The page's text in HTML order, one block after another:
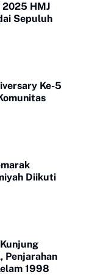
2025 HMJ
Sepuluh
Ke-5
Diikuti
Penjarahan
1998